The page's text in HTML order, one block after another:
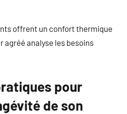
offrent un confort thermique
analyse les besoins
pour
de son